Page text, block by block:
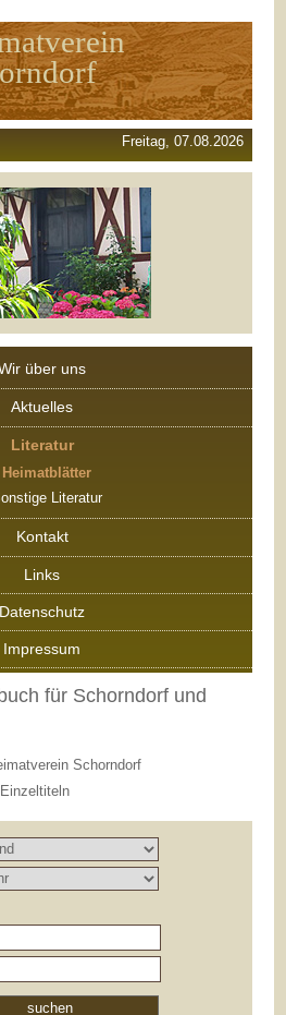
Freitag, 07.08.2026
über uns
Aktuelles
Literatur
Heimatblätter
Literatur
Kontakt
Links
Datenschutz
Impressum
für Schorndorf und
Schorndorf